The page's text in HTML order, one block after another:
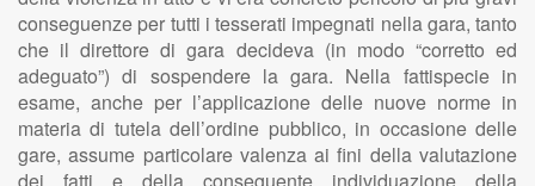
conseguenze per tutti i tesserati impegnati nella gara, tanto
che il direttore di gara decideva (in modo “corretto ed
adeguato”) di sospendere la gara. Nella fattispecie in
esame, anche per l’applicazione delle nuove norme in
materia di tutela dell’ordine pubblico, in occasione delle
gare, assume particolare valenza ai fini della valutazione